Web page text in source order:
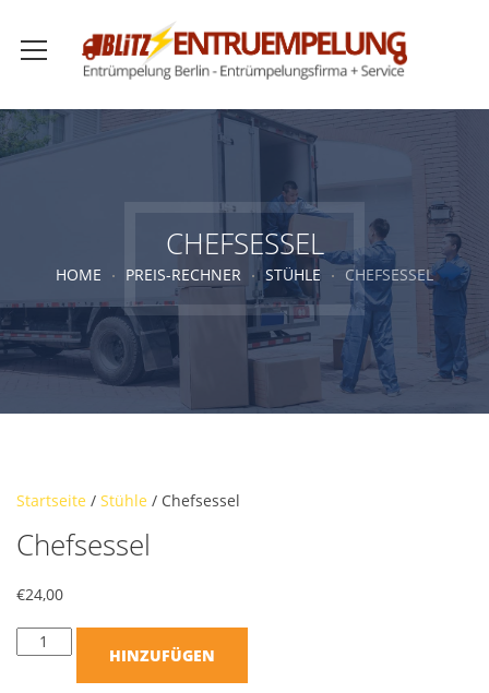
CHEFSESSEL
HOME PREIS-RECHNER STÜHLE CHEFSESSEL
Startseite / Stühle / Chefsessel
Chefsessel
€24,00
HINZUFÜGEN